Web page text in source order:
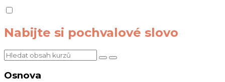
Nabijte si pochvalové slovo
Osnova